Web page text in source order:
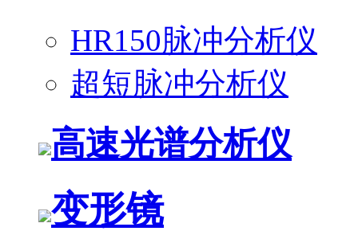
HR150脉冲分析仪
超短脉冲分析仪
高速光谱分析仪
变形镜